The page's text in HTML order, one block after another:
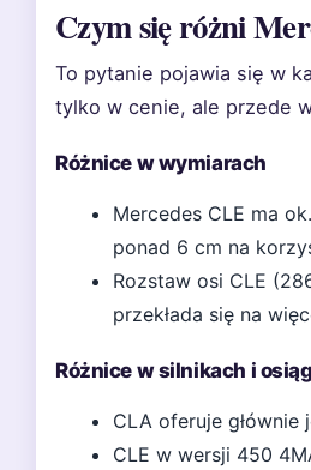
Czym się różni
To pytanie pojawia się w
tylko w cenie, ale przede
Różnice w wymiarach
Mercedes CLE ma
ponad 6 cm na
Rozstaw osi CLE
przekłada się na
Różnice w silnikach i
CLA oferuje
CLE w wersji 450